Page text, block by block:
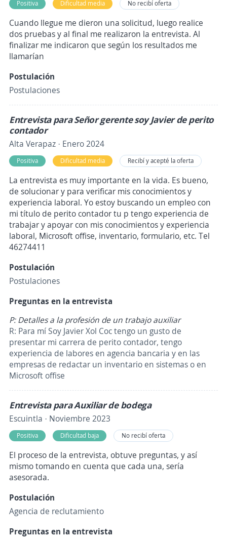
Positiva Dificultad media No recibí oferta
Cuando llegue me dieron una solicitud, luego realice
dos pruebas y al final me realizaron la entrevista. Al
finalizar me indicaron que según los resultados me
llamarían
Postulación
Postulaciones
Entrevista para Señor gerente soy Javier de perito
contador
Alta Verapaz · Enero 2024
Positiva Dificultad media Recibí y acepté la oferta
La entrevista es muy importante en la vida. Es bueno,
de solucionar y para verificar mis conocimientos y
experiencia laboral. Yo estoy buscando un empleo con
mi título de perito contador tu p tengo experiencia de
trabajar y apoyar con mis conocimientos y experiencia
laboral, Microsoft offise, inventario, formulario, etc. Tel
46274411
Postulación
Postulaciones
Preguntas en la entrevista
P: Detalles a la profesión de un trabajo auxiliar
R: Para mí Soy Javier Xol Coc tengo un gusto de
presentar mi carrera de perito contador, tengo
experiencia de labores en agencia bancaria y en las
empresas de redactar un inventario en sistemas o en
Microsoft offise
Entrevista para Auxiliar de bodega
Escuintla · Noviembre 2023
Positiva Dificultad baja No recibí oferta
El proceso de la entrevista, obtuve preguntas, y así
mismo tomando en cuenta que cada una, sería
asesorada.
Postulación
Agencia de reclutamiento
Preguntas en la entrevista